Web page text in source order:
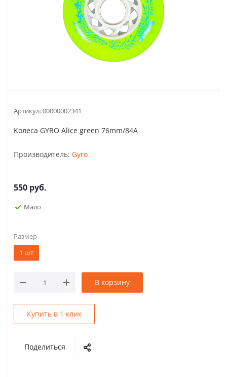
Артикул:00000002341
Колеса GYRO Alice green 76mm/84A
Производитель: Gyro
550 руб.
Мало
Размер
1 шт
В корзину
Купить в 1 клик
Поделиться